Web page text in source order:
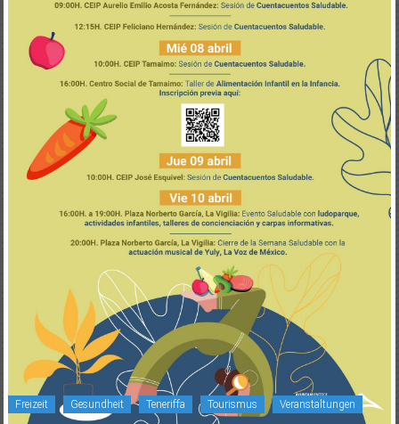
Freizeit Gesundheit Teneriffa Tourismus Veranstaltungen